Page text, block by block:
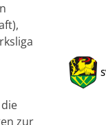
zur